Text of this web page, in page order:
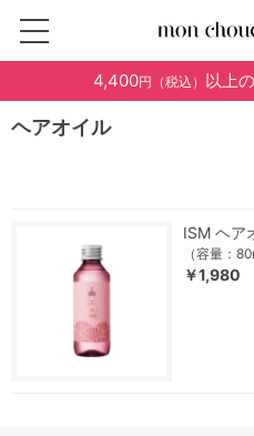
4,400円（税込） 以上
ヘアオイル
ISM ヘア
（容量：
￥1,980